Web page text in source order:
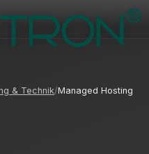
& Technik Managed Hosting